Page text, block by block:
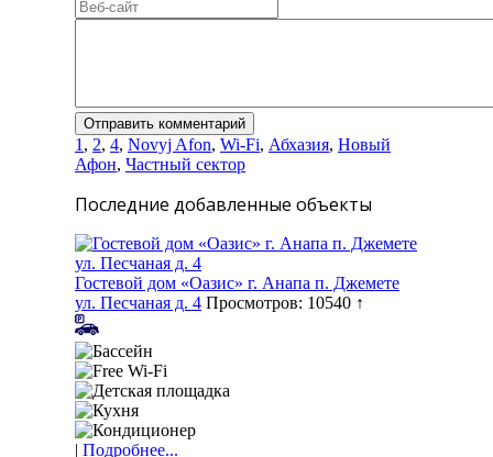
1 , 2, 4, Novyj Afon, Wi-Fi, Абхазия, Новый
Афон, Частный сектор
Последние добавленные объекты
Гостевой дом «Оазис» г. Анапа п. Джемете
ул. Песчаная д. 4 Просмотров: 10540 ↑
| Подробнее...